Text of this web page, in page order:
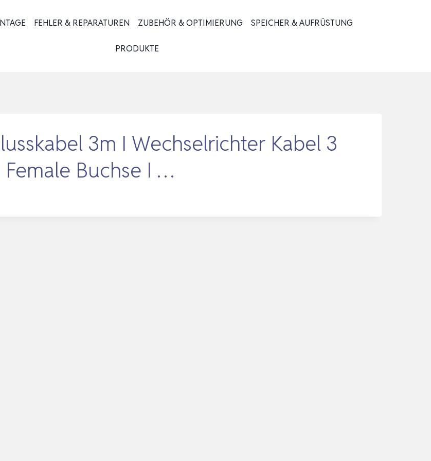
FEHLER & REPARATUREN ZUBEHÖR & OPTIMIERUNG SPEICHER & AUFRÜSTUNG
PRODUKTE
3m I Wechselrichter Kabel 3
Buchse I …